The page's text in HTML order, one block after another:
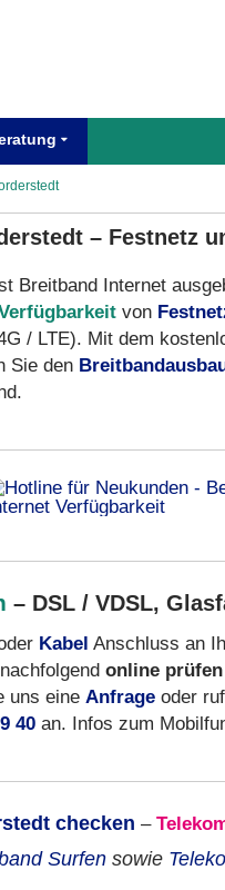
– Festnetz
Breitband Internet
von
/ LTE). Mit dem
Sie den
– DSL / VDSL,
Kabel Anschluss an
online prüfen
uns eine Anfrage oder
40 an. Infos zum
checken –
Surfen sowie